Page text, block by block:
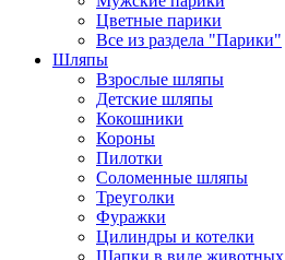
Цветные парики
Все из раздела "Парики"
Шляпы
Взрослые шляпы
Детские шляпы
Кокошники
Короны
Пилотки
Соломенные шляпы
Треуголки
Фуражки
Цилиндры и котелки
Шапки в виде животных